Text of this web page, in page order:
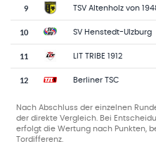
9 TSV Altenholz von
10 SV Henstedt-Ulzburg
11 LIT TRIBE 1912
12 Berliner TSC
Nach Abschluss der einzelnen
der direkte Vergleich. Bei
erfolgt die Wertung nach Punkten,
Tordifferenz.